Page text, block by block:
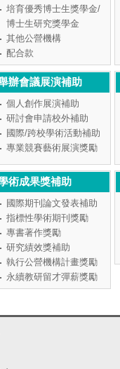
培育優秀博士生獎學金/
博士生研究獎學金
其他公營機構
配合款
辦會議展演補助
個人創作展演補助
研討會申請校外補助
國際/跨校學術活動補助
專業競賽藝術展演獎勵
術成果獎補助
國際期刊論文發表補助
指標性學術期刊獎勵
專書著作獎勵
研究績效獎補助
執行公營機構計畫獎勵
永續教研留才彈薪獎勵